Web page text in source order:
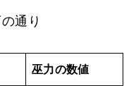
通り
巫力の数値